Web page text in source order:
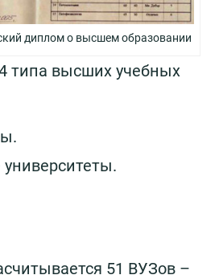
диплом о высшем образовании
типа высших учебных
51 ВУЗов –